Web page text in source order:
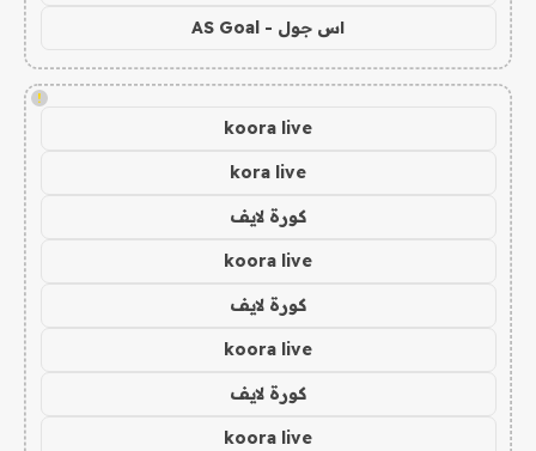
اس جول - AS Goal
!
koora live
kora live
كورة لايف
koora live
كورة لايف
koora live
كورة لايف
koora live